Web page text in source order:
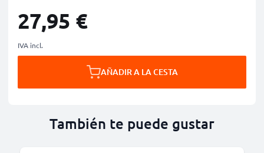
27,95 €
IVA incl.
AÑADIR A LA CESTA
También te puede gustar